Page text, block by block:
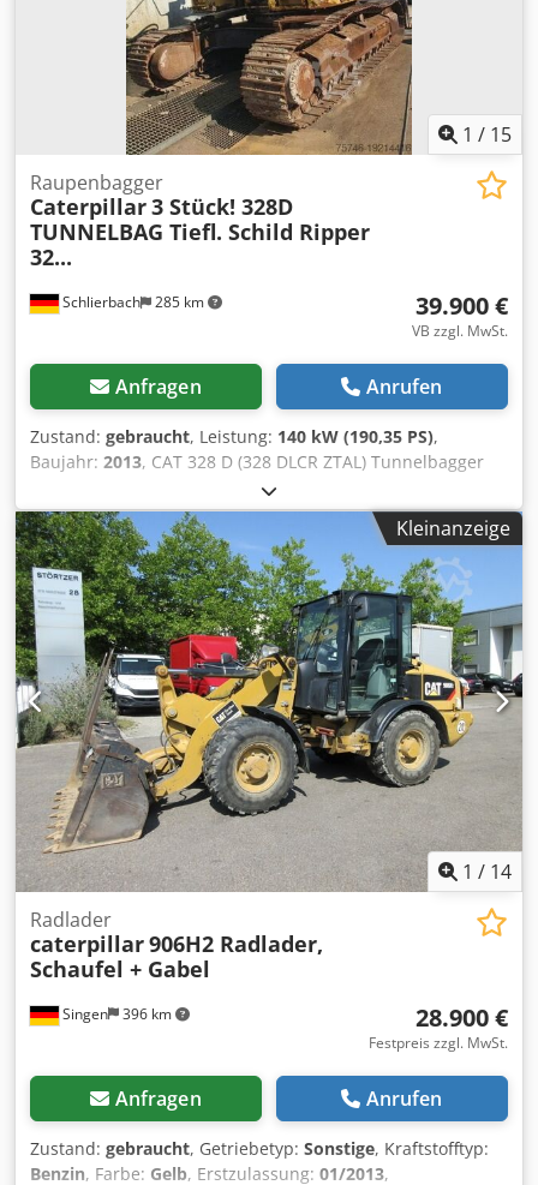
1 / 15
Schlierbach 285 km
Raupenbagger
Caterpillar3 Stück! 328D
TUNNELBAG Tiefl. Schild Ripper
32...
39.900 €
VB zzgl. MwSt.
Anfragen Anrufen
Zustand: gebraucht, Leistung: 140 kW (190,35 PS),
Baujahr: 2013, CAT 328 D (328 DLCR ZTAL) Tunnelbagger
Sehr viele Teile zusätzlich gegen Aufpreis erhältlich, z. B.
ein kompletter Oberbau etc.!! • Leistung: 140 kW (190 PS) •
Knick-/ Verstellausleger für Tunnelarbeiten •
Schnellwechseleinrichtung • Schildabstützung • Klima •
Kurzheckversion • 11.600 Bh. • 600 mm Kettenbreite
Codjwmpcujpfx Acyeha • inclusive 1 x Tieflöffel 1.3 m³ und
1 x Ripper • Baggergrabungstiefe: ca. 7m • Leergewicht:
43.500 kg - deutsche Maschine! - funktionsfähig! - Alle
Kundendienste durch Fa. Zeppelin / Caterpillar Irrtümer
und Zwischenverkauf vorbehaltlich! = Weitere
Informationen = Baujahr: 2013 Schäden: keines
Kleinanzeige
1 / 14
Singen 396 km
Radlader
caterpillar906H2 Radlader,
Schaufel + Gabel
28.900 €
Festpreis zzgl. MwSt.
Anfragen Anrufen
Zustand: gebraucht, Getriebetyp: Sonstige, Kraftstofftyp:
Benzin, Farbe: Gelb, Erstzulassung: 01/2013,